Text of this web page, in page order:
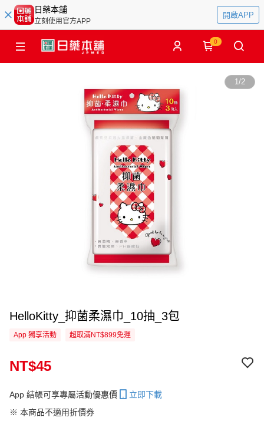
日藥本舖
立刻使用官方APP
開啟APP
0
1/2
HelloKitty_抑菌柔濕巾_10抽_3包
App 獨享活動 超取滿NT$899免運
NT$45
App 結帳可享專屬活動優惠價
立即下載
※ 本商品不適用折價券